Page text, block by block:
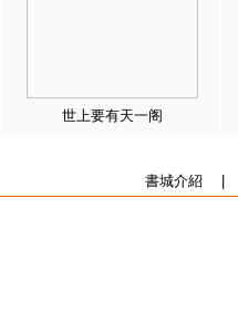
世上要有天一阁
書城介紹